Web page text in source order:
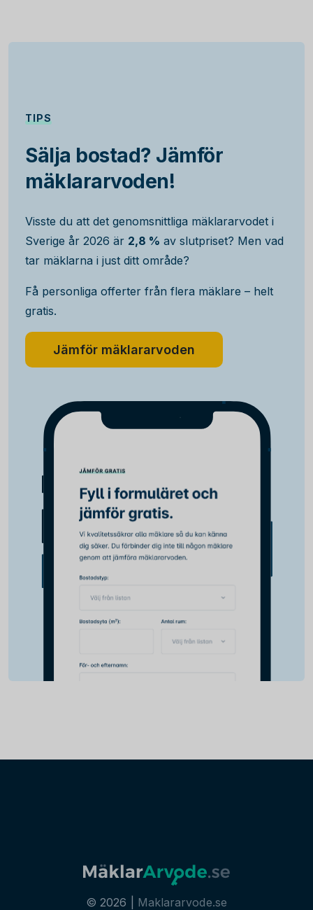
TIPS
Sälja bostad? Jämför
mäklararvoden!
Visste du att det genomsnittliga mäklararvodet i
Sverige år 2026 är 2,8 % av slutpriset? Men vad
tar mäklarna i just ditt område?
Få personliga offerter från flera mäklare – helt
gratis.
Jämför mäklararvoden
© 2026 | Maklararvode.se